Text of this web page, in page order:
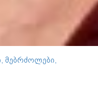
მებრძოლები,